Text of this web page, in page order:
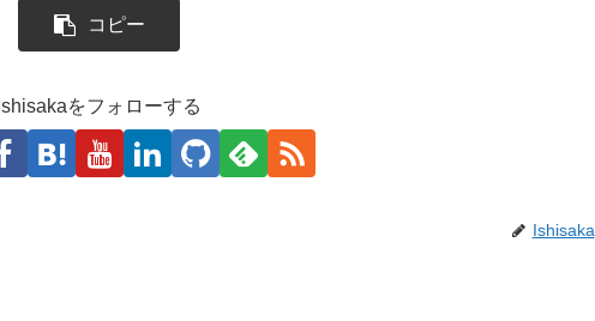
コピー
Ishisakaをフォローする
Ishisaka